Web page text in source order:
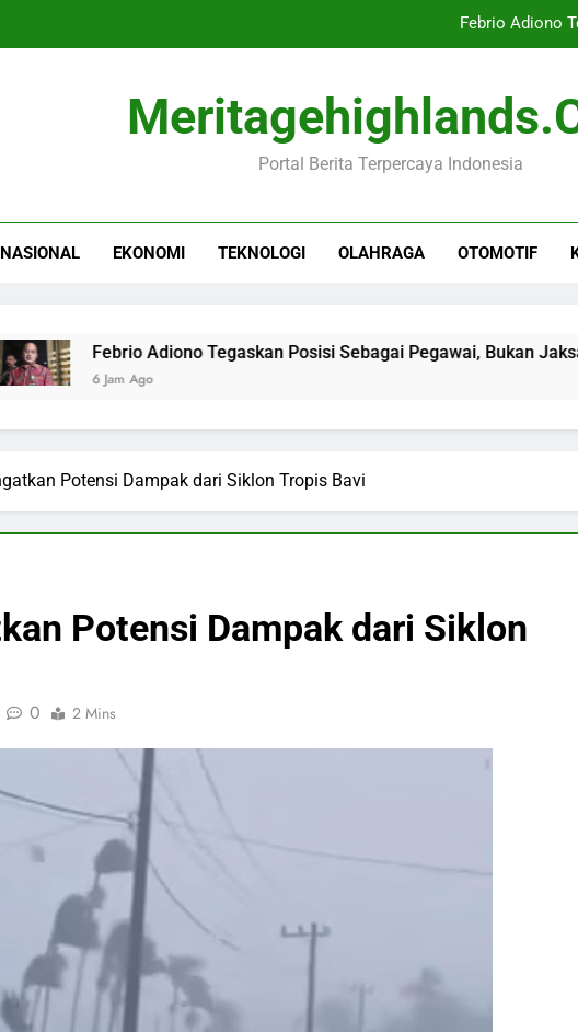
Febrio Adiono
Senjata
Dampak
Portal Berita Terpercaya Indonesia
NASIONAL EKONOMI TEKNOLOGI OLAHRAGA OTOMOTIF
Febrio Adiono Tegaskan Posisi Sebagai Pegawai, Bukan Jaksa
6 Jam Ago
Potensi Dampak dari Siklon Tropis Bavi
Potensi Dampak dari Siklon
0 2 Mins